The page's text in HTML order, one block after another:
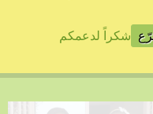
شكراً لدعمكم